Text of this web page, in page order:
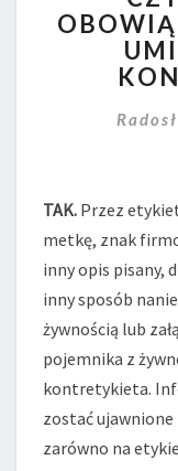
TAK. Przez
metkę, znak
inny opis pisany,
inny sposób
żywnością lub
pojemnika z
kontretykieta.
zostać ujawnione
zarówno na